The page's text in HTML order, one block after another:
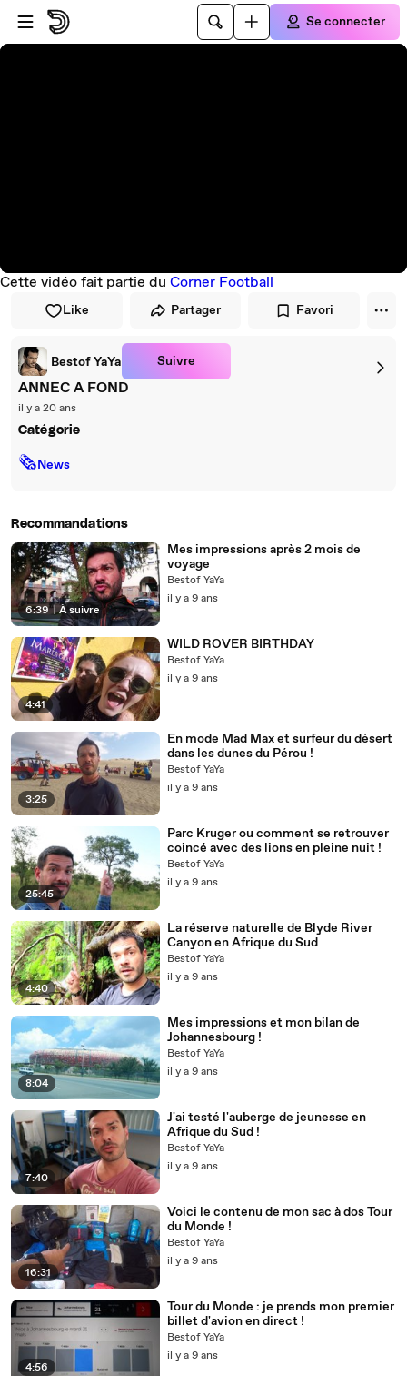
Passer au player
Passer au contenu principal
Se connecter
Cette vidéo fait partie du Corner Football
Like Partager Favori
Bestof YaYa Suivre
ANNEC A FOND
il y a 20 ans
Catégorie
🗞News
Recommandations
6:39 | À suivre
Mes impressions après 2 mois de
voyage
Bestof YaYa
il y a 9 ans
4:41
WILD ROVER BIRTHDAY
Bestof YaYa
il y a 9 ans
3:25
En mode Mad Max et surfeur du désert
dans les dunes du Pérou !
Bestof YaYa
il y a 9 ans
25:45
Parc Kruger ou comment se retrouver
coincé avec des lions en pleine nuit !
Bestof YaYa
il y a 9 ans
4:40
La réserve naturelle de Blyde River
Canyon en Afrique du Sud
Bestof YaYa
il y a 9 ans
8:04
Mes impressions et mon bilan de
Johannesbourg !
Bestof YaYa
il y a 9 ans
7:40
J'ai testé l'auberge de jeunesse en
Afrique du Sud !
Bestof YaYa
il y a 9 ans
16:31
Voici le contenu de mon sac à dos Tour
du Monde !
Bestof YaYa
il y a 9 ans
4:56
Tour du Monde : je prends mon premier
billet d'avion en direct !
Bestof YaYa
il y a 9 ans